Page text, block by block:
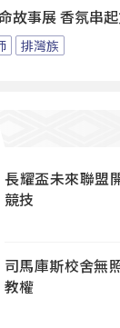
故事展 香氛串
排灣族
長耀盃未來聯盟
競技
司馬庫斯校舍無
教權